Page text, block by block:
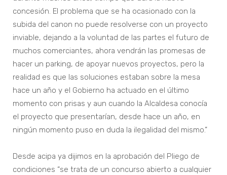
concesión. El problema que se ha ocasionado con la
subida del canon no puede resolverse con un proyecto
inviable, dejando a la voluntad de las partes el futuro de
muchos comerciantes, ahora vendrán las promesas de
hacer un parking, de apoyar nuevos proyectos, pero la
realidad es que las soluciones estaban sobre la mesa
hace un año y el Gobierno ha actuado en el último
momento con prisas y aun cuando la Alcaldesa conocía
el proyecto que presentarían, desde hace un año, en
ningún momento puso en duda la ilegalidad del mismo.”
Desde acipa ya dijimos en la aprobación del Pliego de
condiciones “se trata de un concurso abierto a cualquier